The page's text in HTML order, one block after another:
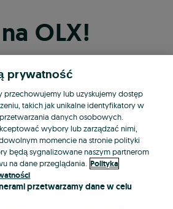
OLX!
przez Facebooka
przez konto Apple
przez konto Google
LUB
prywatność
przechowujemy lub uzyskujemy dostęp
takich jak unikalne identyfikatory w
danych osobowych.
wybory lub zarządzać nimi,
momencie na stronie polityki
będą sygnalizowane naszym partnerom
na dane przeglądania. Polityka
przetwarzamy dane w celu